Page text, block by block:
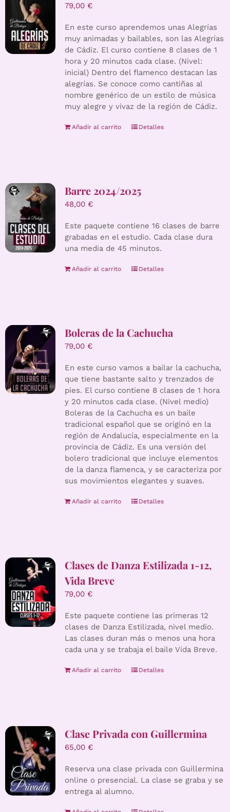
79,00 €
En este curso aprendemos unas Alegrías
muy animadas y bailables, son las Alegrías
de Cádiz. El curso contiene 8 clases de 1
hora y 20 minutos cada clase. (Nivel:
inicial) Dentro del flamenco destacan las
alegrías. Se conoce como cantiñas al
nombre genérico de un estilo de música
muy alegre y vivaz de la región de Cádiz.
Añadir al carrito Detalles
Barre 2024/2025
48,00 €
Este paquete contiene 16 clases de barre
grabadas en el estudio. Cada clase dura
una media de 45 minutos.
Añadir al carrito Detalles
Boleras de la Cachucha
79,00 €
En este curso vamos a bailar la cachucha,
que tiene bastante salto y trenzados de
pies. El curso contiene 8 clases de 1 hora
y 20 minutos cada clase. (Nivel medio)
Boleras de la Cachucha es un baile
tradicional español que se originó en la
región de Andalucía, especialmente en la
provincia de Cádiz. Es una versión del
bolero tradicional que incluye elementos
de la danza flamenca, y se caracteriza por
sus movimientos elegantes y suaves.
Añadir al carrito Detalles
Clases de Danza Estilizada 1-12,
Vida Breve
79,00 €
Este paquete contiene las primeras 12
clases de Danza Estilizada, nivel medio.
Las clases duran más o menos una hora
cada una y se trabaja el baile Vida Breve.
Añadir al carrito Detalles
Clase Privada con Guillermina
65,00 €
Reserva una clase privada con Guillermina
online o presencial. La clase se graba y se
entrega al alumno.